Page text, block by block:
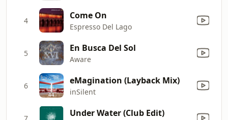
4 Come On
Espresso Del Lago
5 En Busca Del Sol
Aware
6 eMagination (Layback Mix)
inSilent
7 Under Water (Club Edit)